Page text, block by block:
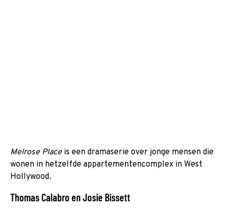
Melrose Place is een dramaserie over jonge mensen die
wonen in hetzelfde appartementencomplex in West
Hollywood.
Thomas Calabro en Josie Bissett